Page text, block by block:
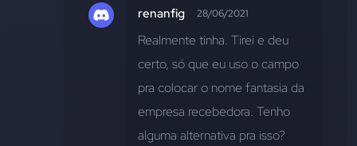
renanfig 28/06/2021
Realmente tinha. Tirei e deu
certo, só que eu uso o campo
pra colocar o nome fantasia da
empresa recebedora. Tenho
alguma alternativa pra isso?